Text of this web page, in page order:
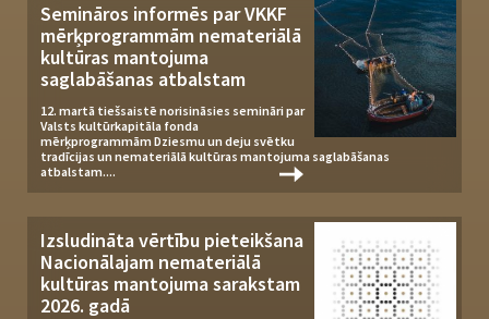
Semināros informēs par VKKF
mērķprogrammām nemateriālā
kultūras mantojuma
saglabāšanas atbalstam
12. martā tiešsaistē norisināsies semināri par
Valsts kultūrkapitāla fonda
mērķprogrammām Dziesmu un deju svētku
tradīcijas un nemateriālā kultūras mantojuma saglabāšanas
atbalstam....
Izsludināta vērtību pieteikšana
Nacionālajam nemateriālā
kultūras mantojuma sarakstam
2026. gadā